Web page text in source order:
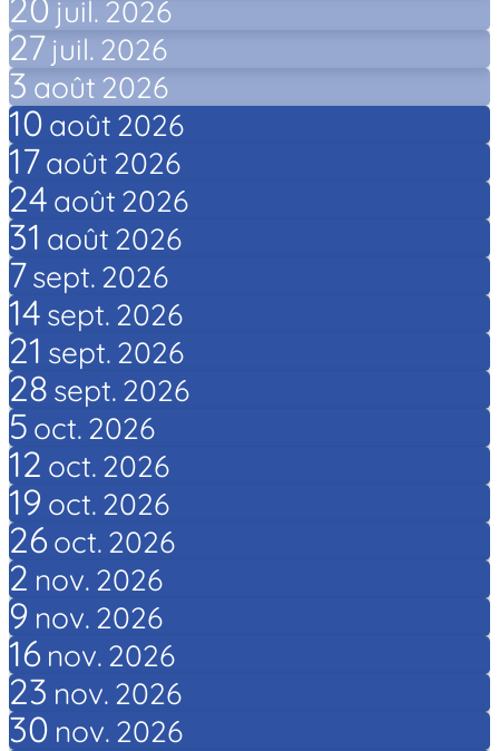
20 juil. 2026
27 juil. 2026
3 août 2026
10 août 2026
17août 2026
24 août 2026
31 août 2026
7sept. 2026
14 sept. 2026
21 sept. 2026
28 sept. 2026
5 oct. 2026
12 oct. 2026
19 oct. 2026
26 oct. 2026
2 nov. 2026
9 nov. 2026
16 nov. 2026
23 nov. 2026
30 nov. 2026